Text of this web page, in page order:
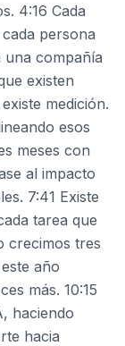
4:16 Cada
persona
una compañía
existen
medición.
esos
meses con
al impacto
7:41 Existe
tarea que
crecimos tres
año
más. 10:15
haciendo
hacia